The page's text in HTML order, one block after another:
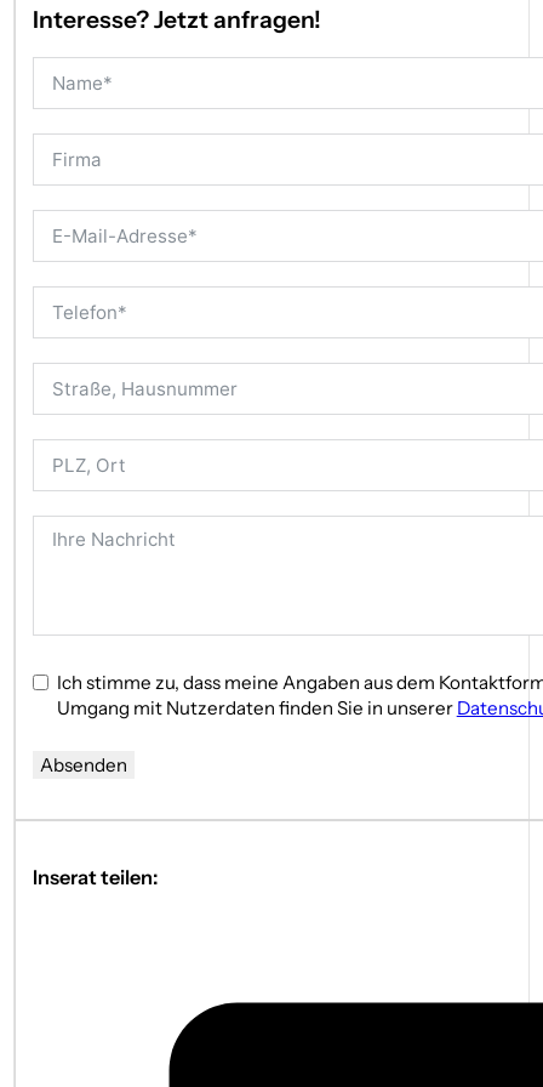
Interesse? Jetzt anfragen!
Ich stimme zu, dass meine Angaben aus dem
Umgang mit Nutzerdaten finden Sie in unserer
Absenden
Inserat teilen: